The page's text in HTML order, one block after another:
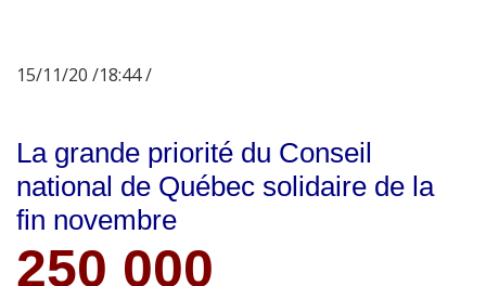
15/11/20 /18:44 /
La grande priorité du Conseil
national de Québec solidaire de la
fin novembre
250 000